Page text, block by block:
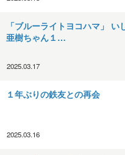
「ブルーライトヨコハマ」
亜樹ちゃん１…
2025.03.17
１年ぶりの鉄友との再会
2025.03.16